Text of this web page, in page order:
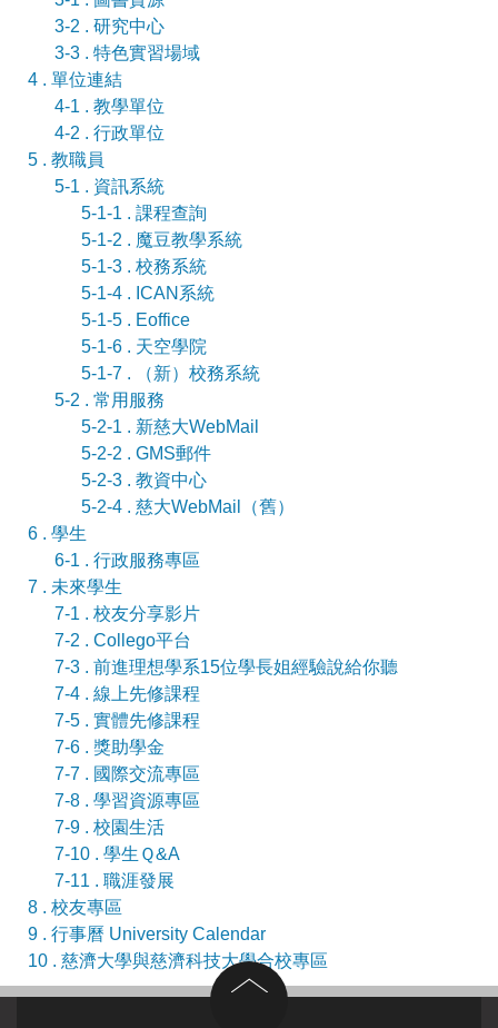
3-2 . 研究中心
3-3 . 特色實習場域
4 . 單位連結
4-1 . 教學單位
4-2 . 行政單位
5 . 教職員
5-1 . 資訊系統
5-1-1 . 課程查詢
5-1-2 . 魔豆教學系統
5-1-3 . 校務系統
5-1-4 . ICAN系統
5-1-5 . Eoffice
5-1-6 . 天空學院
5-1-7 . （新）校務系統
5-2 . 常用服務
5-2-1 . 新慈大WebMail
5-2-2 . GMS郵件
5-2-3 . 教資中心
5-2-4 . 慈大WebMail（舊）
6 . 學生
6-1 . 行政服務專區
7 . 未來學生
7-1 . 校友分享影片
7-2 . Collego平台
7-3 . 前進理想學系15位學長姐經驗說給你聽
7-4 . 線上先修課程
7-5 . 實體先修課程
7-6 . 獎助學金
7-7 . 國際交流專區
7-8 . 學習資源專區
7-9 . 校園生活
7-10 . 學生Ｑ&A
7-11 . 職涯發展
8 . 校友專區
9 . 行事曆 University Calendar
10 . 慈濟大學與慈濟科技大學合校專區
回到頂部